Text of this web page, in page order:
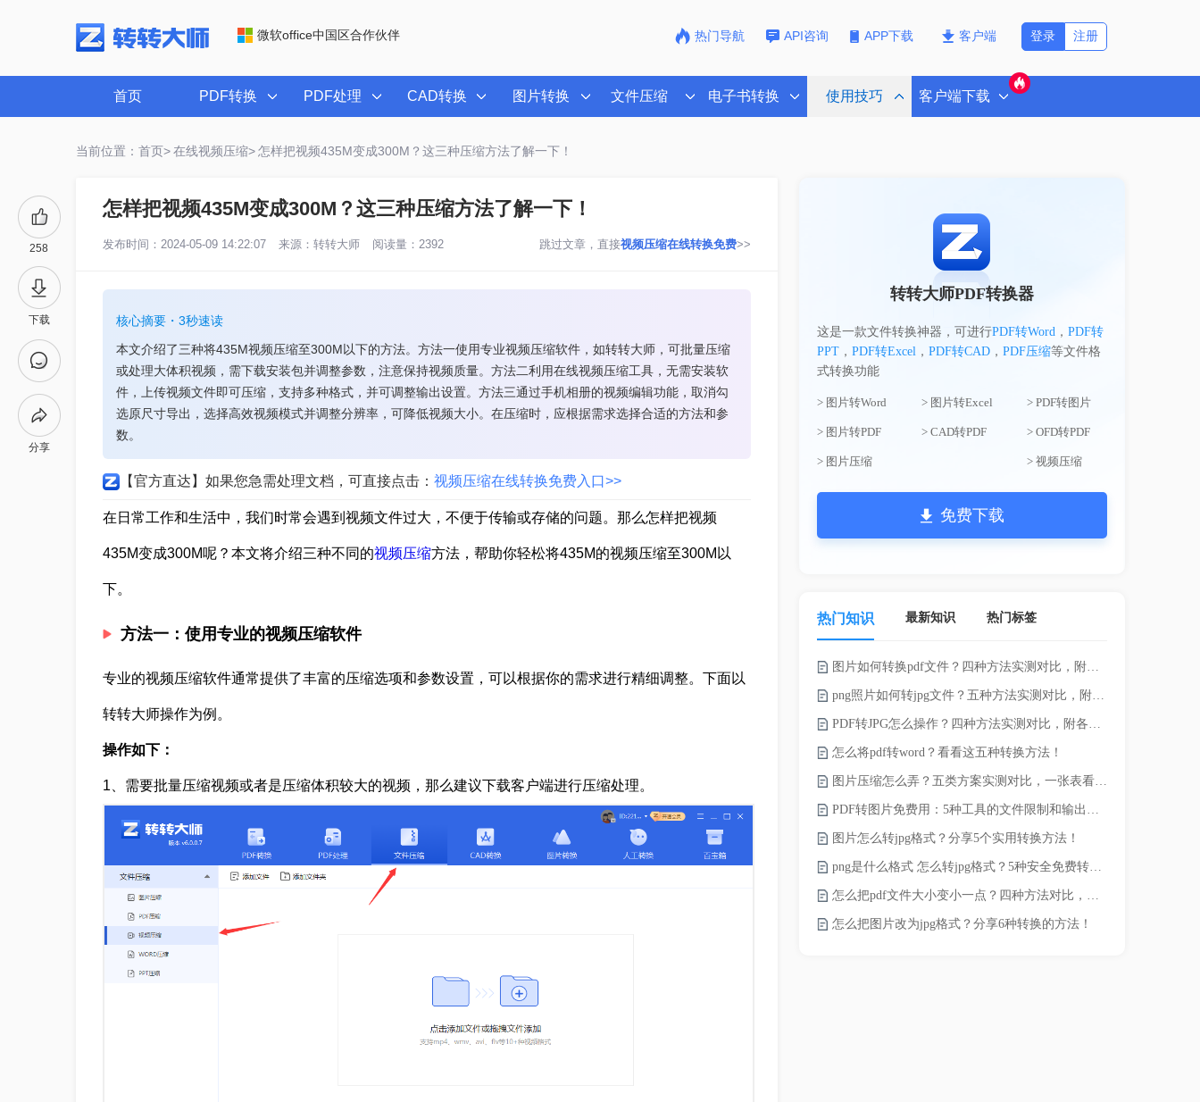
微软office中国区合作伙伴 热门导航 API咨询 APP下载 客户端 注册
登录
首页 PDF转换 PDF处理 CAD转换 图片转换 文件压缩 电子书转换 使用技巧 客户端下载
当前位置：首页> 在线视频压缩> 怎样把视频435M变成300M？这三种压缩方法了解一下！
258
下载
分享
怎样把视频435M变成300M？这三种压缩方法了解一下！
发布时间：2024-05-09 14:22:07 来源： 转转大师 阅读量：2392 跳过文章，直接视频压缩在线转换免费>>
核心摘要・3秒速读
本文介绍了三种将435M视频压缩至300M以下的方法。方法一使用专业视频压缩软件，如转转大师，可批量压缩
或处理大体积视频，需下载安装包并调整参数，注意保持视频质量。方法二利用在线视频压缩工具，无需安装软
件，上传视频文件即可压缩，支持多种格式，并可调整输出设置。方法三通过手机相册的视频编辑功能，取消勾
选原尺寸导出，选择高效视频模式并调整分辨率，可降低视频大小。在压缩时，应根据需求选择合适的方法和参
数。
【官方直达】如果您急需处理文档，可直接点击： 视频压缩在线转换免费入口>>
在日常工作和生活中，我们时常会遇到视频文件过大，不便于传输或存储的问题。那么怎样把视频
435M变成300M呢？本文将介绍三种不同的视频压缩方法，帮助你轻松将435M的视频压缩至300M以
下。
方法一：使用专业的视频压缩软件
专业的视频压缩软件通常提供了丰富的压缩选项和参数设置，可以根据你的需求进行精细调整。下面以
转转大师操作为例。
操作如下：
1、需要批量压缩视频或者是压缩体积较大的视频，那么建议下载客户端进行压缩处理。
转转大师PDF转换器
这是一款文件转换神器，可进行PDF转Word， PDF转
PPT， PDF转Excel， PDF转CAD， PDF压缩等文件格
式转换功能
> 图片转Word > 图片转Excel > PDF转图片
> 图片转PDF > CAD转PDF > OFD转PDF
> 图片压缩 > 视频压缩
免费下载
热门知识 最新知识 热门标签
图片如何转换pdf文件？四种方法实测对比，附各场景最优选！
png照片如何转jpg文件？五种方法实测对比，附各场景最优选!！
PDF转JPG怎么操作？四种方法实测对比，附各场景最优选！
怎么将pdf转word？看看这五种转换方法！
图片压缩怎么弄？五类方案实测对比，一张表看懂怎么选！
PDF转图片免费用：5种工具的文件限制和输出质量对比！
图片怎么转jpg格式？分享5个实用转换方法！
png是什么格式 怎么转jpg格式？5种安全免费转换方法全解析！
怎么把pdf文件大小变小一点？四种方法对比，一看就懂！
怎么把图片改为jpg格式？分享6种转换的方法！